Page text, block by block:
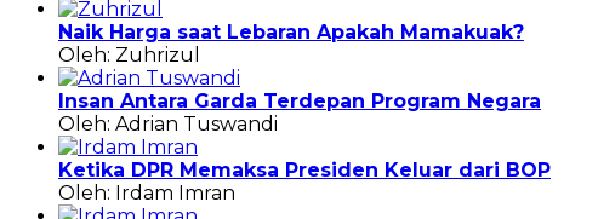
Naik Harga saat Lebaran Apakah Mamakuak?
Oleh: Zuhrizul
Insan Antara Garda Terdepan Program Negara
Oleh: Adrian Tuswandi
Ketika DPR Memaksa Presiden Keluar dari BOP
Oleh: Irdam Imran